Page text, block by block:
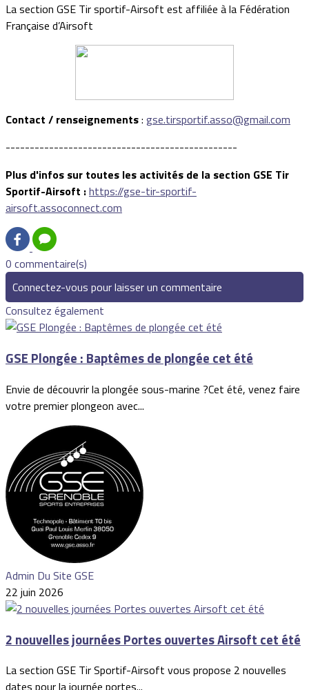
La section GSE Tir sportif-Airsoft est affiliée à la Fédération
Française d’Airsoft
Contact / renseignements: gse.tirsportif.asso@gmail.com
------------------------------------------------
Plus d'infos sur toutes les activités de la section GSE Tir
Sportif-Airsoft :https://gse-tir-sportif-
airsoft.assoconnect.com
0 commentaire(s)
Connectez-vous pour laisser un commentaire
Consultez également
GSE Plongée : Baptêmes de plongée cet été
Envie de découvrir la plongée sous-marine ?Cet été, venez faire
votre premier plongeon avec...
Admin Du Site GSE
22 juin 2026
2 nouvelles journées Portes ouvertes Airsoft cet été
La section GSE Tir Sportif-Airsoft vous propose 2 nouvelles